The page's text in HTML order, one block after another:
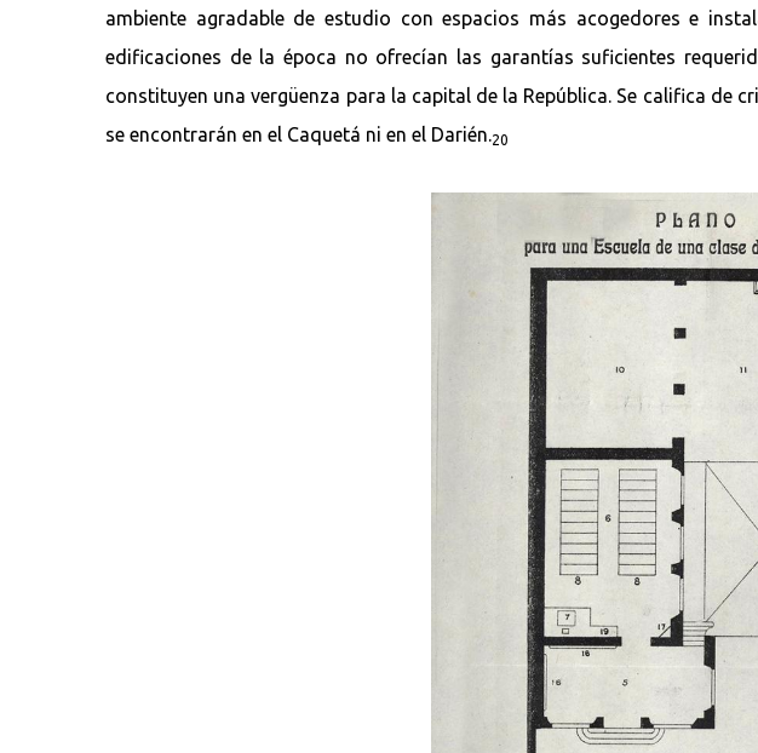
ambiente agradable de estudio con espacios más acogedores e
edificaciones de la época no ofrecían las garantías suficientes
constituyen una vergüenza para la capital de la República. Se califica de
se encontrarán en el Caquetá ni en el Darién. 20